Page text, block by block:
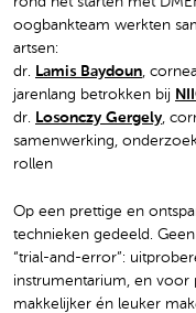
oogbankteam werkten
artsen:
dr. Lamis Baydoun,
jarenlang betrokken bij
dr. Losonczy Gergely,
samenwerking,
rollen
Op een prettige en
technieken gedeeld.
“trial-and-error”:
instrumentarium, en voor
makkelijker én leuker